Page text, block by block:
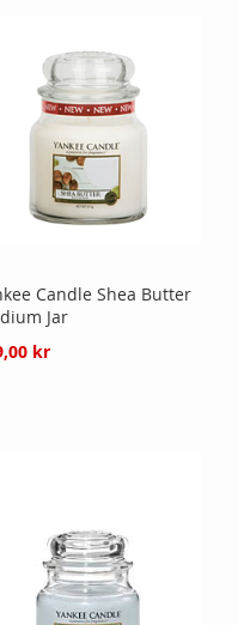
Candle Shea Butter
Jar
kr